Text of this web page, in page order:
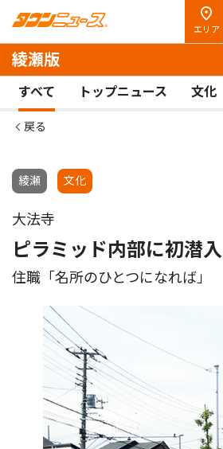
エリア
綾瀬版
すべて トップニュース 文化
戻る
綾瀬 文化
大法寺
ピラミッド内部に初潜入
住職「名所のひとつになれば」